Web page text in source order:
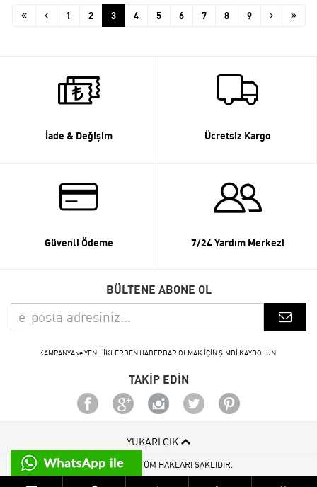
1 2 3 4 5 6 7 8 9
İade & Değişim Ücretsiz Kargo
Güvenli Ödeme 7/24 Yardım Merkezi
BÜLTENE ABONE OL
KAMPANYA ve YENİLİKLERDEN HABERDAR OLMAK İÇİN ŞİMDİ KAYDOLUN.
TAKİP EDİN
YUKARI ÇIK
© 2015 - 2026 TÜM HAKLARI SAKLIDIR.